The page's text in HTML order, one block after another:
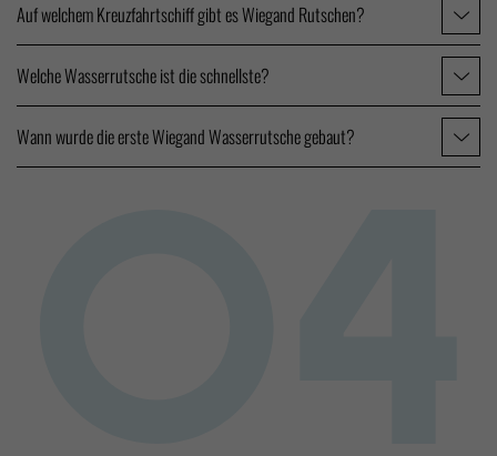
Auf welchem Kreuzfahrtschiff gibt es Wiegand Rutschen?
Welche Wasserrutsche ist die schnellste?
Wann wurde die erste Wiegand Wasserrutsche gebaut?